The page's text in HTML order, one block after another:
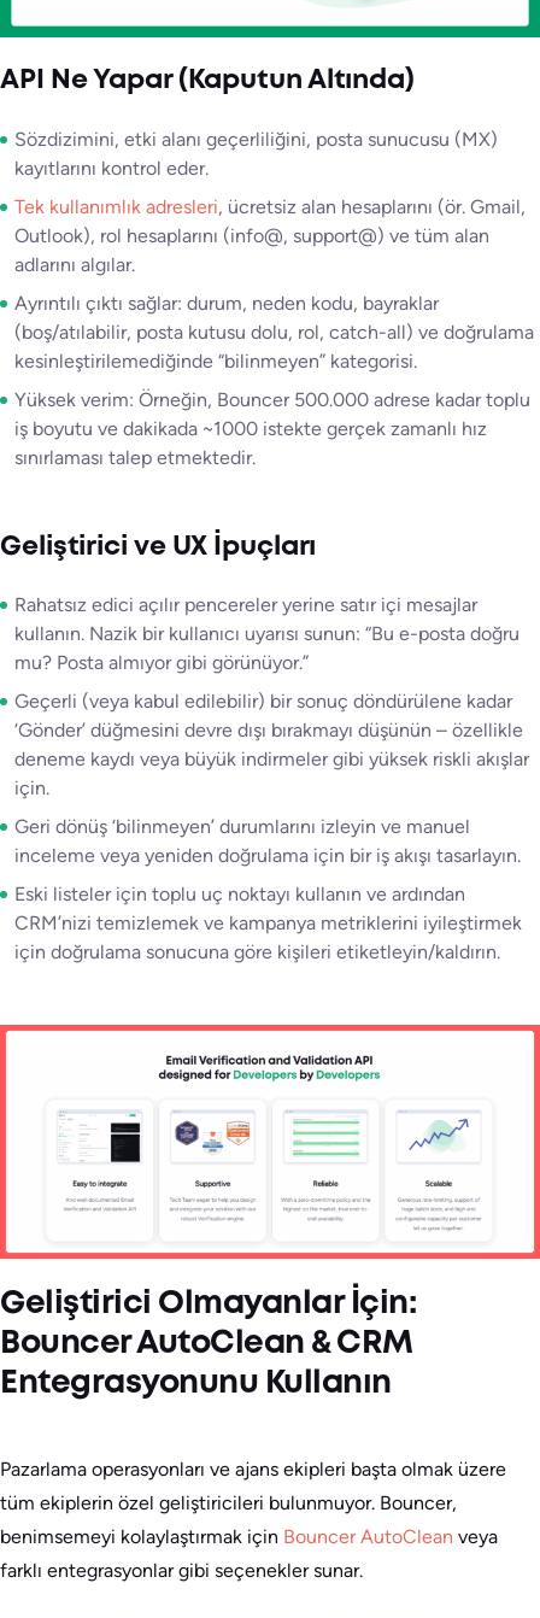
API Ne Yapar (Kaputun Altında)
Sözdizimini, etki alanı geçerliliğini, posta sunucusu (MX)
kayıtlarını kontrol eder.
Tek kullanımlık adresleri, ücretsiz alan hesaplarını (ör. Gmail,
Outlook), rol hesaplarını (info@, support@) ve tüm alan
adlarını algılar.
Ayrıntılı çıktı sağlar: durum, neden kodu, bayraklar
(boş/atılabilir, posta kutusu dolu, rol, catch-all) ve doğrulama
kesinleştirilemediğinde “bilinmeyen” kategorisi.
Yüksek verim: Örneğin, Bouncer 500.000 adrese kadar toplu
iş boyutu ve dakikada ~1000 istekte gerçek zamanlı hız
sınırlaması talep etmektedir.
Geliştirici ve UX İpuçları
Rahatsız edici açılır pencereler yerine satır içi mesajlar
kullanın. Nazik bir kullanıcı uyarısı sunun: “Bu e-posta doğru
mu? Posta almıyor gibi görünüyor.”
Geçerli (veya kabul edilebilir) bir sonuç döndürülene kadar
‘Gönder’ düğmesini devre dışı bırakmayı düşünün – özellikle
deneme kaydı veya büyük indirmeler gibi yüksek riskli akışlar
için.
Geri dönüş ‘bilinmeyen’ durumlarını izleyin ve manuel
inceleme veya yeniden doğrulama için bir iş akışı tasarlayın.
Eski listeler için toplu uç noktayı kullanın ve ardından
CRM’nizi temizlemek ve kampanya metriklerini iyileştirmek
için doğrulama sonucuna göre kişileri etiketleyin/kaldırın.
Geliştirici Olmayanlar İçin:
Bouncer AutoClean & CRM
Entegrasyonunu Kullanın
Pazarlama operasyonları ve ajans ekipleri başta olmak üzere
tüm ekiplerin özel geliştiricileri bulunmuyor. Bouncer,
benimsemeyi kolaylaştırmak için Bouncer AutoClean veya
farklı entegrasyonlar gibi seçenekler sunar.